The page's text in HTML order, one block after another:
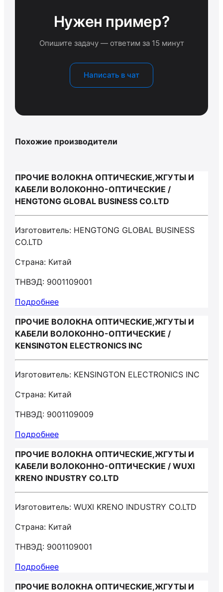
Нужен пример?
Опишите задачу — ответим за 15 минут
Написать в чат
Похожие производители
ПРОЧИЕ ВОЛОКНА ОПТИЧЕСКИЕ,ЖГУТЫ И
КАБЕЛИ ВОЛОКОННО-ОПТИЧЕСКИЕ /
HENGTONG GLOBAL BUSINESS CO.LTD
Изготовитель: HENGTONG GLOBAL BUSINESS
CO.LTD
Страна: Китай
ТНВЭД: 9001109001
Подробнее
ПРОЧИЕ ВОЛОКНА ОПТИЧЕСКИЕ,ЖГУТЫ И
КАБЕЛИ ВОЛОКОННО-ОПТИЧЕСКИЕ /
KENSINGTON ELECTRONICS INC
Изготовитель: KENSINGTON ELECTRONICS INC
Страна: Китай
ТНВЭД: 9001109009
Подробнее
ПРОЧИЕ ВОЛОКНА ОПТИЧЕСКИЕ,ЖГУТЫ И
КАБЕЛИ ВОЛОКОННО-ОПТИЧЕСКИЕ / WUXI
KRENO INDUSTRY CO.LTD
Изготовитель: WUXI KRENO INDUSTRY CO.LTD
Страна: Китай
ТНВЭД: 9001109001
Подробнее
ПРОЧИЕ ВОЛОКНА ОПТИЧЕСКИЕ,ЖГУТЫ И